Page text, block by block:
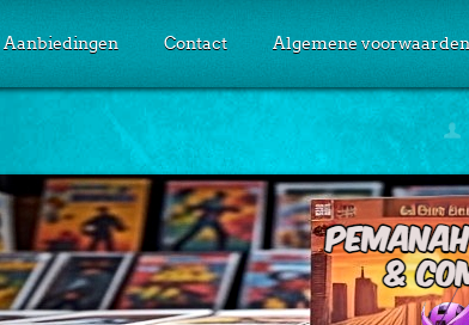
Aanbiedingen Contact Algemene voorwaarden